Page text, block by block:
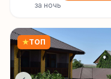
за ночь
★ТОП